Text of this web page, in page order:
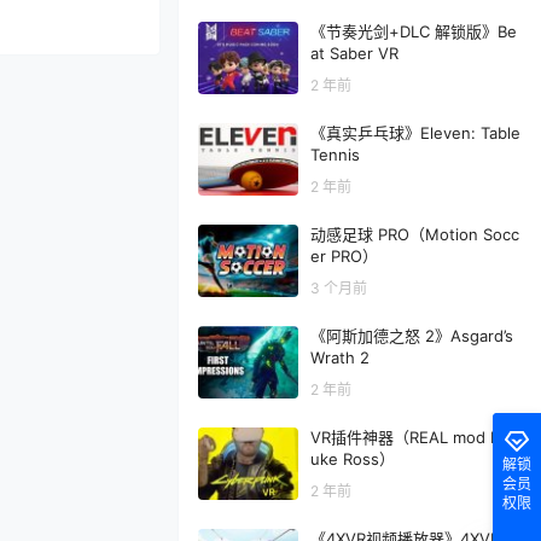
《节奏光剑+DLC 解锁版》Be
at Saber VR
2 年前
《真实乒乓球》Eleven: Table
Tennis
2 年前
动感足球 PRO（Motion Socc
er PRO）
3 个月前
《阿斯加德之怒 2》Asgard’s
Wrath 2
2 年前
VR插件神器（REAL mod By L
uke Ross）
2 年前
解锁
会员
权限